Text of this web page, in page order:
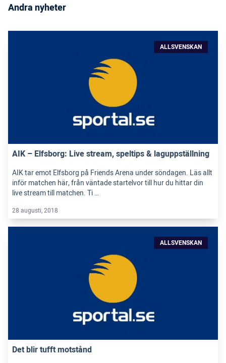
Andra nyheter
ALLSVENSKAN
AIK – Elfsborg: Live stream, speltips & laguppställning
AIK tar emot Elfsborg på Friends Arena under söndagen. Läs allt
inför matchen här, från väntade startelvor till hur du hittar din
live stream till matchen. Ti …
28 augusti, 2018
ALLSVENSKAN
Det blir tufft motstånd